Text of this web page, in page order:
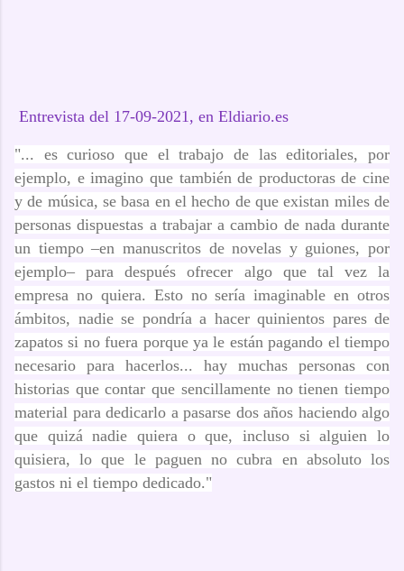
Entrevista del 17-09-2021, en Eldiario.es
"... es curioso que el trabajo de las editoriales, por
ejemplo, e imagino que también de productoras de cine
y de música, se basa en el hecho de que existan miles de
personas dispuestas a trabajar a cambio de nada durante
un tiempo –en manuscritos de novelas y guiones, por
ejemplo– para después ofrecer algo que tal vez la
empresa no quiera. Esto no sería imaginable en otros
ámbitos, nadie se pondría a hacer quinientos pares de
zapatos si no fuera porque ya le están pagando el tiempo
necesario para hacerlos... hay muchas personas con
historias que contar que sencillamente no tienen tiempo
material para dedicarlo a pasarse dos años haciendo algo
que quizá nadie quiera o que, incluso si alguien lo
quisiera, lo que le paguen no cubra en absoluto los
gastos ni el tiempo dedicado."